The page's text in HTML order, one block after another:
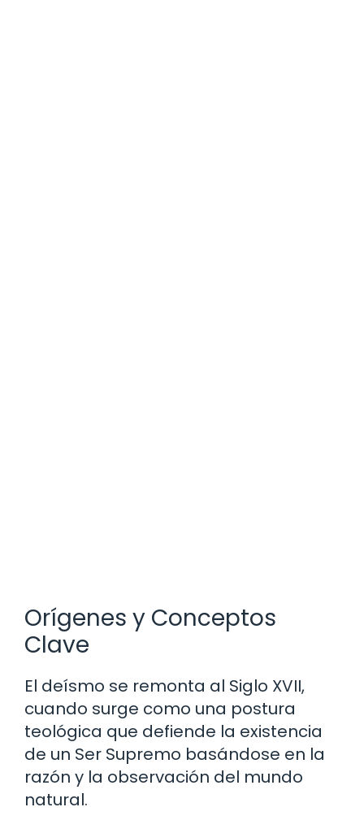
Orígenes y Conceptos
Clave
El deísmo se remonta al Siglo XVII,
cuando surge como una postura
teológica que defiende la existencia
de un Ser Supremo basándose en la
razón y la observación del mundo
natural.